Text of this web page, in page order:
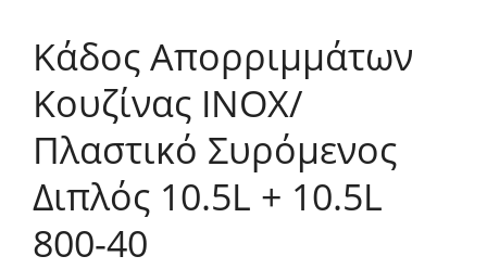
Κάδος Απορριμμάτων
Κουζίνας INOX/
Πλαστικό Συρόμενος
Διπλός 10.5L + 10.5L
800-40